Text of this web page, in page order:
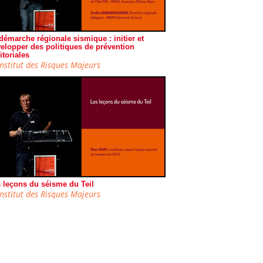
régionale sismique : initier et
des politiques de prévention
des Risques Majeurs
leçons du séisme du Teil
des Risques Majeurs